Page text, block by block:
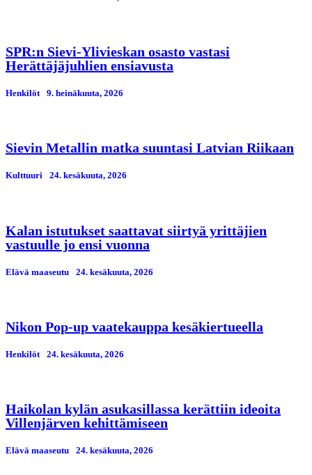
SPR:n Sievi-Ylivieskan osasto vastasi
Herättäjäjuhlien ensiavusta
Henkilöt 9. heinäkuuta, 2026
Sievin Metallin matka suuntasi Latvian Riikaan
Kulttuuri 24. kesäkuuta, 2026
Kalan istutukset saattavat siirtyä yrittäjien
vastuulle jo ensi vuonna
Elävä maaseutu 24. kesäkuuta, 2026
Nikon Pop-up vaatekauppa kesäkiertueella
Henkilöt 24. kesäkuuta, 2026
Haikolan kylän asukasillassa kerättiin ideoita
Villenjärven kehittämiseen
Elävä maaseutu 24. kesäkuuta, 2026